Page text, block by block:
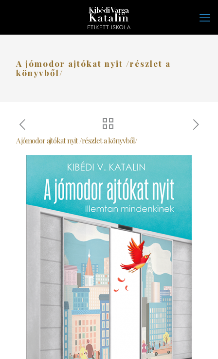
A jómodor ajtókat nyit /részlet a
könyvből/
A jómodor ajtókat nyit /részlet a könyvből/